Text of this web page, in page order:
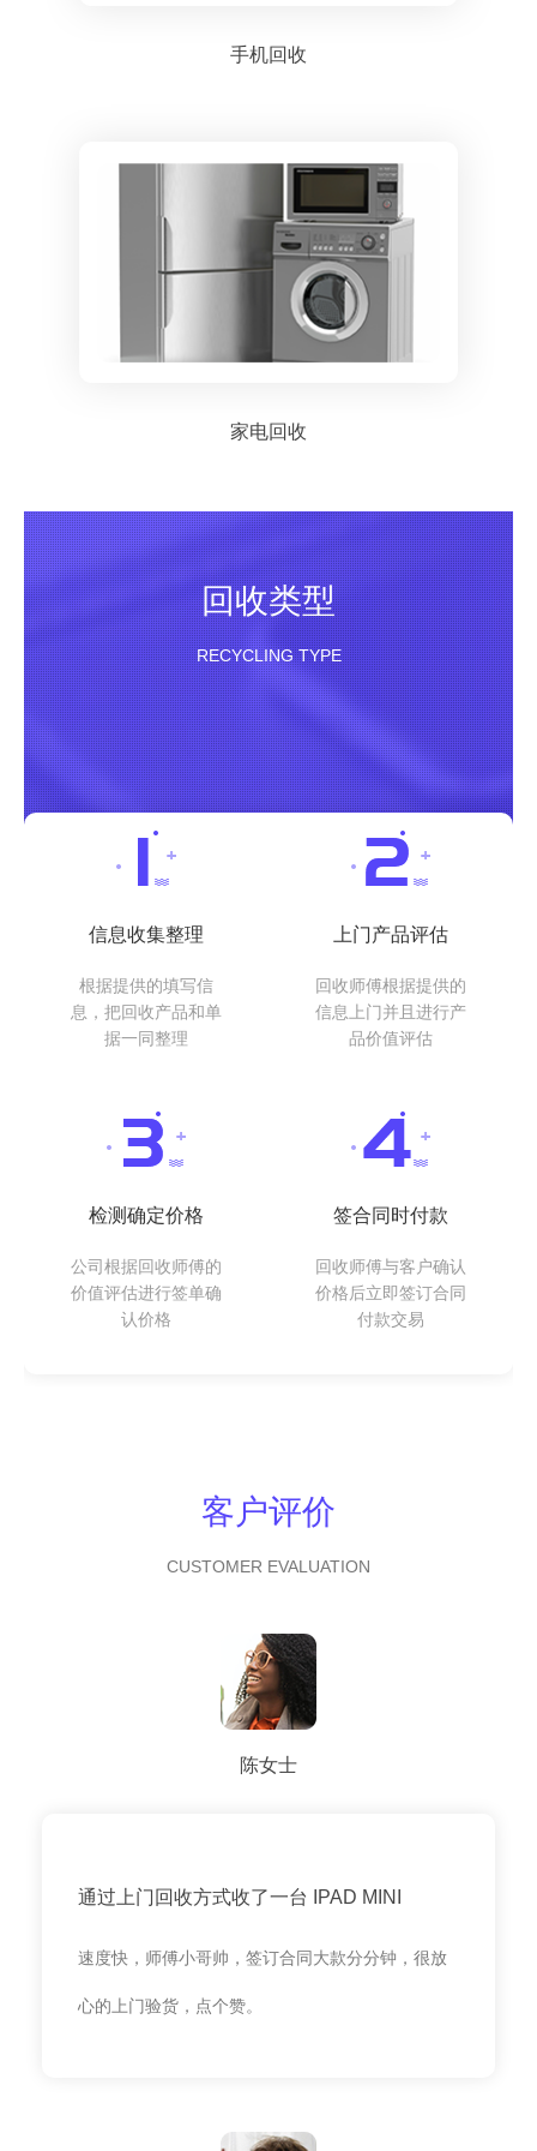
手机回收
家电回收
回收类型
RECYCLING TYPE
信息收集整理
根据提供的填写信
息，把回收产品和单
据一同整理
上门产品评估
回收师傅根据提供的
信息上门并且进行产
品价值评估
检测确定价格
公司根据回收师傅的
价值评估进行签单确
认价格
签合同时付款
回收师傅与客户确认
价格后立即签订合同
付款交易
客户评价
CUSTOMER EVALUATION
陈女士
通过上门回收方式收了一台 IPAD MINI
速度快，师傅小哥帅，签订合同大款分分钟，很放
心的上门验货，点个赞。